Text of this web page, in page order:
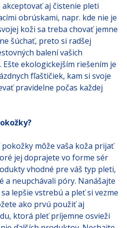
akceptovať aj čistenie pleti
obrúskami, napr. kde nie je
koži sa treba chovať jemne
šúchať, preto si radšej
balení vašich
ekologickejším riešením je
fľaštičiek, kam si svoje
pravidelne počas každej
môže vaša koža prijať
jej doprajete vo forme sér
vhodné pre váš typ pleti,
a neupchávali póry. Nanášajte
lepšie vstrebú a pleť si vezme
ako prvú použiť aj
ktorá pleť príjemne osvieži